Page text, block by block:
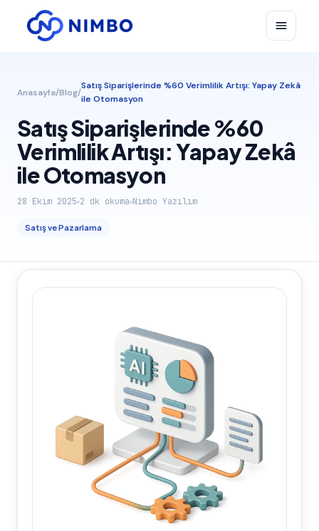
Anasayfa/Blog/
Satış Siparişlerinde %60 Verimlilik Artışı: Yapay Zekâ
ile Otomasyon
Satış Siparişlerinde %60
Verimlilik Artışı: Yapay Zekâ
ile Otomasyon
28 Ekim 2025 2 dk okuma Nimbo Yazılım
Satış ve Pazarlama